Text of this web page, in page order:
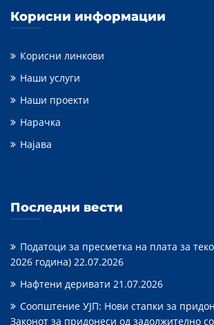
Корисни информации
Корисни линкови
Наши услуги
Наши проекти
Нарачка
Најава
Последни вести
Податоци за пресметка на плата за
2026 година) 22.07.2026
Нафтени деривати 21.07.2026
Соопштение УЈП: Нови стапки за
Законот за придонеси од задолжително